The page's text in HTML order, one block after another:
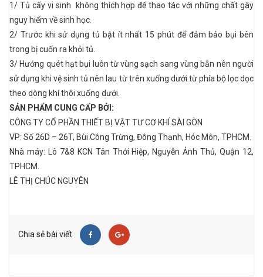
1/ Tủ cấy vi sinh không thích hợp để thao tác với những chất gây
nguy hiểm về sinh học.
2/ Trước khi sử dụng tủ bật ít nhất 15 phút để đảm bảo bụi bên
trong bị cuốn ra khỏi tủ.
3/ Hướng quét hạt bụi luôn từ vùng sạch sang vùng bẫn nên người
sử dụng khi vệ sinh tủ nên lau từ trên xuống dưới từ phía bộ lọc dọc
theo dòng khí thôi xuống dưới.
SẢN PHẨM CUNG CẤP BỞI:
CÔNG TYCỔ PHẦN THIẾT BỊ VẬT TƯ CƠ KHÍ SÀI GÒN
VP: Số 26D – 26T, Bùi Công Trừng, Đông Thạnh, Hóc Môn, TPHCM.
Nhà máy: Lô 7&8 KCN Tân Thới Hiệp, Nguyễn Ảnh Thủ, Quận 12,
TPHCM.
LÊ THỊ CHÚC NGUYÊN
Chia sẻ bài viết